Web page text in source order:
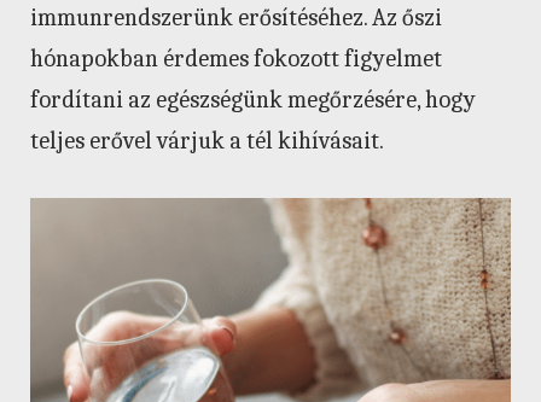
immunrendszerünk erősítéséhez. Az őszi
hónapokban érdemes fokozott figyelmet
fordítani az egészségünk megőrzésére, hogy
teljes erővel várjuk a tél kihívásait.